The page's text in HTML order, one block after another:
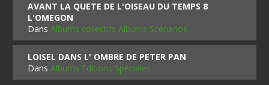
AVANT LA QUETE DE L'OISEAU DU TEMPS 8
L'OMEGON
DansAlbums collectifs Albums Scénarios
LOISEL DANS L' OMBRE DE PETER PAN
DansAlbums Editions Spéciales